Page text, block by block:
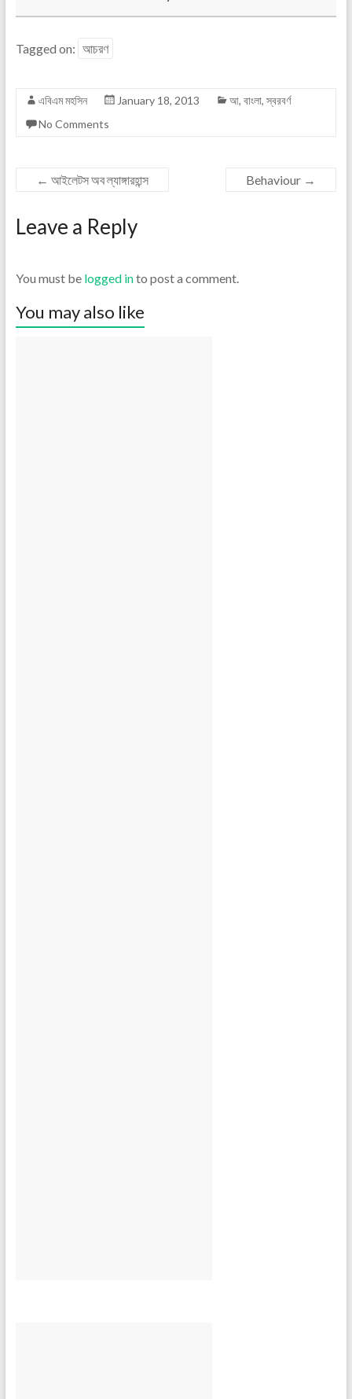
Tagged on: আচরণ
এবিএম মহসিন January 18, 2013 আ, বাংলা,স্বরবর্ণ
No Comments
← আইলেটস অব ল্যাঙ্গারহান্স Behaviour →
Leave a Reply
You must be logged into post a comment.
You may also like